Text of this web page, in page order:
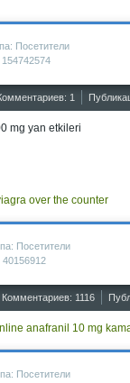
Посетители
154742574
1
mg yan etkileri
over the counter
Посетители
40156912
Комментариев: 1116
anafranil 10 mg
Посетители